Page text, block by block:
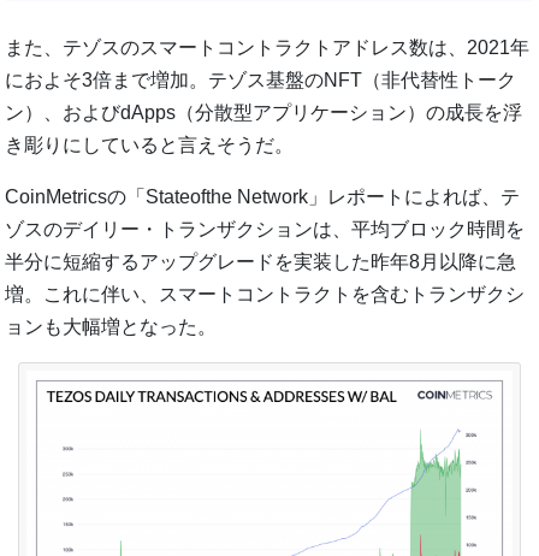
また、テゾスのスマートコントラクトアドレス数は、2021年
におよそ3倍まで増加。テゾス基盤のNFT（非代替性トーク
ン）、およびdApps（分散型アプリケーション）の成長を浮
き彫りにしていると言えそうだ。
CoinMetricsの「Stateofthe Network」レポートによれば、テ
ゾスのデイリー・トランザクションは、平均ブロック時間を
半分に短縮するアップグレードを実装した昨年8月以降に急
増。これに伴い、スマートコントラクトを含むトランザクシ
ョンも大幅増となった。